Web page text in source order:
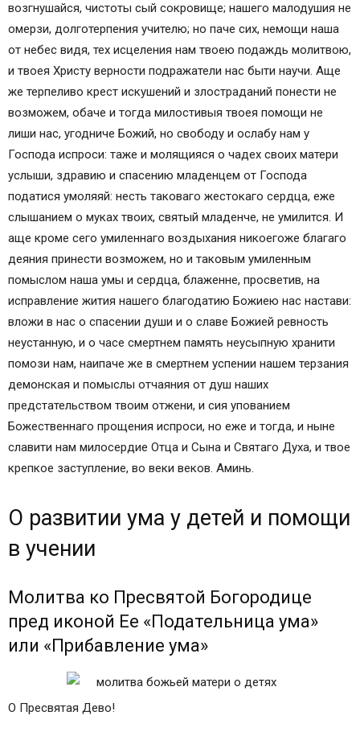
возгнушайся, чистоты сый сокровище; нашего малодушия не
омерзи, долготерпения учителю; но паче сих, немощи наша
от небес видя, тех исцеления нам твоею подаждь молитвою,
и твоея Христу верности подражатели нас быти научи. Аще
же терпеливо крест искушений и злостраданий понести не
возможем, обаче и тогда милостивыя твоея помощи не
лиши нас, угодниче Божий, но свободу и ослабу нам у
Господа испроси: таже и молящияся о чадех своих матери
услыши, здравию и спасению младенцем от Господа
податися умоляяй: несть таковаго жестокаго сердца, еже
слышанием о муках твоих, святый младенче, не умилится. И
аще кроме сего умиленнаго воздыхания никоегоже благаго
деяния принести возможем, но и таковым умиленным
помыслом наша умы и сердца, блаженне, просветив, на
исправление жития нашего благодатию Божиею нас настави:
вложи в нас о спасении души и о славе Божией ревность
неустанную, и о часе смертнем память неусыпную хранити
помози нам, наипаче же в смертнем успении нашем терзания
демонская и помыслы отчаяния от душ наших
предстательством твоим отжени, и сия упованием
Божественнаго прощения испроси, но еже и тогда, и ныне
славити нам милосердие Отца и Сына и Святаго Духа, и твое
крепкое заступление, во веки веков. Аминь.
О развитии ума у детей и помощи
в учении
Молитва ко Пресвятой Богородице
пред иконой Ее «Подательница ума»
или «Прибавление ума»
О Пресвятая Дево!